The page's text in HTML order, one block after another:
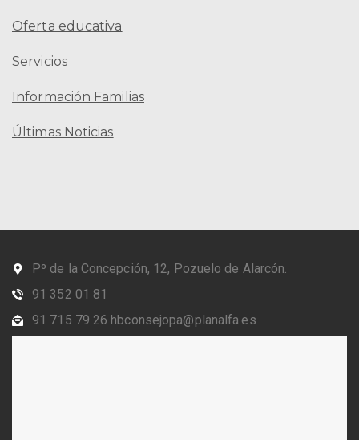
Oferta educativa
Servicios
Información Familias
Últimas Noticias
Pº de la Concepción, 12, Pozuelo de Alarcón.
91 352 01 81
91 715 79 26 hbconsejopa@planalfa.es